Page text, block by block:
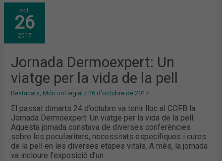
oct.
26
2017
Jornada Dermoexpert: Un
viatge per la vida de la pell
Destacats Món col·legial /26 d'octubre de 2017
El passat dimarts 24 d’octubre va tenir lloc al COFB la
Jornada Dermoexpert: Un viatge per la vida de la pell.
Aquesta jornada constava de diverses conferències
sobre les peculiaritats, necessitats específiques i cures
de la pell en les diverses etapes vitals. A més, la jornada
va incloure l’exposició d’un
JORNADA
DERMOEXPERT:
UN
VIATGE
PER
LA
VIDA
PELL